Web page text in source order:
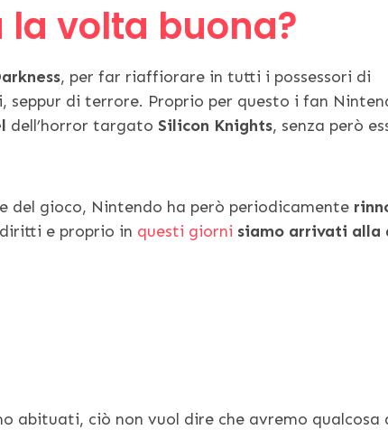
la volta buona?
, per far riaffiorare in tutti i possessori di
seppur di terrore. Proprio per questo i fan
dell’horror targato Silicon Knights, senza però
del gioco, Nintendo ha però periodicamente
e proprio in questi giorni siamo arrivati alla
abituati, ciò non vuol dire che avremo qualcosa